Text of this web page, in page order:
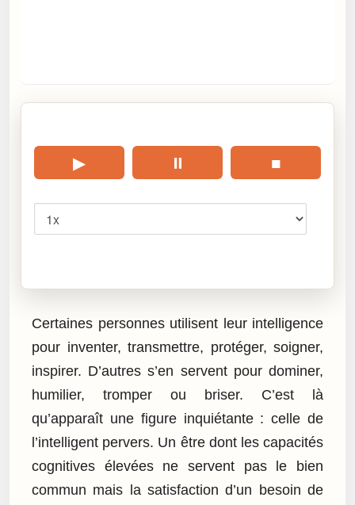
▶ ⏸ ■
Certaines personnes utilisent leur intelligence
pour inventer, transmettre, protéger, soigner,
inspirer. D’autres s’en servent pour dominer,
humilier, tromper ou briser. C’est là
qu’apparaît une figure inquiétante : celle de
l’intelligent pervers. Un être dont les capacités
cognitives élevées ne servent pas le bien
commun mais la satisfaction d’un besoin de